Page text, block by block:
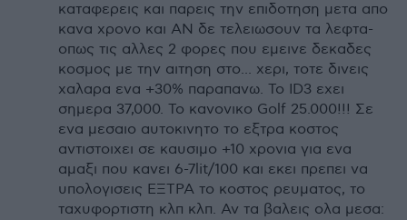
καταφερεις και παρεις την επιδοτηση μετα απο
κανα χρονο και ΑΝ δε τελειωσουν τα λεφτα-
οπως τις αλλες 2 φορες που εμεινε δεκαδες
κοσμος με την αιτηση στο... χερι, τοτε δινεις
χαλαρα ενα +30% παραπανω. Το ID3 εχει
σημερα 37,000. Το κανονικο Golf 25.000!!! Σε
ενα μεσαιο αυτοκινητο το εξτρα κοστος
αντιστοιχει σε καυσιμο +10 χρονια για ενα
αμαξι που κανει 6-7lit/100 και εκει πρεπει να
υπολογισεις ΕΞΤΡΑ το κοστος ρευματος, το
ταχυφορτιστη κλπ κλπ. Αν τα βαλεις ολα μεσα: